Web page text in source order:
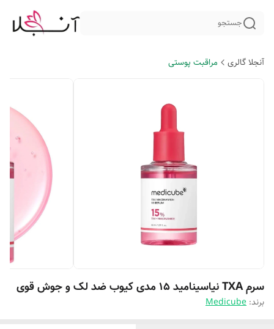
جستجو
آنجلا گالری مراقبت پوستی
سرم TXA نیاسینامید 15 مدی کیوب ضد لک و جوش قوی
برند: Medicube